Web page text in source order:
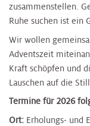
zusammenstellen.
Ruhe suchen ist ein
Wir wollen
Adventszeit
Kraft schöpfen und
Lauschen auf die
Termine für 2026
Ort: Erholungs- und